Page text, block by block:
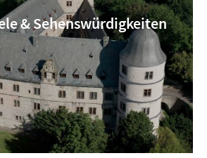
& Sehenswürdigkeiten